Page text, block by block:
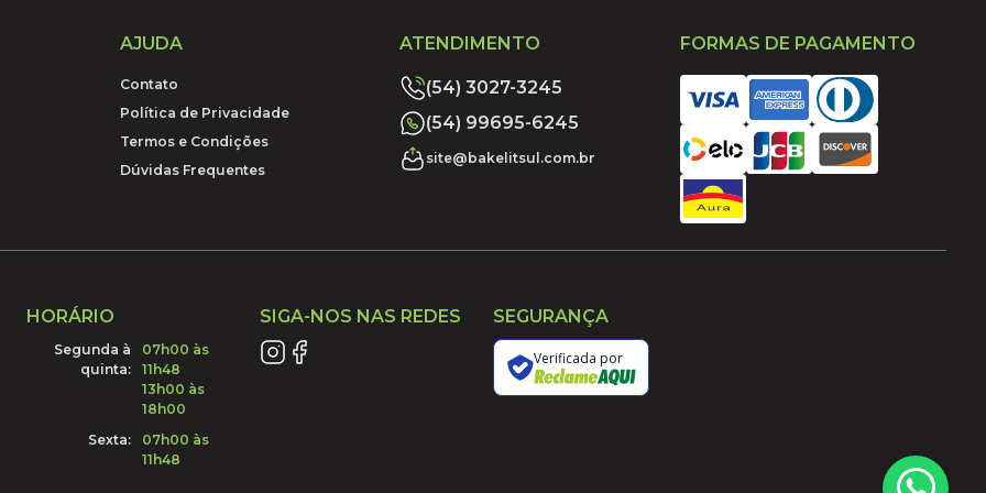
AJUDA
Contato
Política de Privacidade
Termos e Condições
Dúvidas Frequentes
ATENDIMENTO
(54) 3027-3245
(54) 99695-6245
site@bakelitsul.com.br
FORMAS DE PAGAMENTO
HORÁRIO
Segunda à
quinta:
07h00 às
11h48
13h00 às
18h00
Sexta:
07h00 às
11h48
SIGA-NOS NAS REDES SEGURANÇA
Verificada por